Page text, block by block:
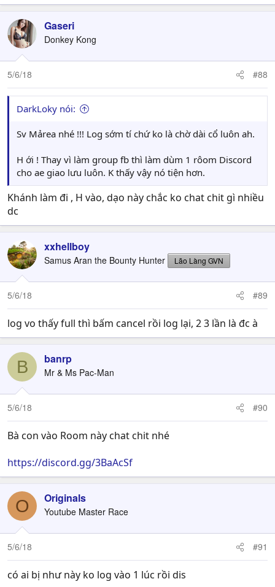
Gaseri
Donkey Kong
5/6/18 #88
DarkLoky nói:
Sv Mảrea nhé !!! Log sớm tí chứ ko là chờ dài cổ luôn ah.
H ới ! Thay vì làm group fb thì làm dùm 1 rôom Discord
cho ae giao lưu luôn. K thấy vậy nó tiện hơn.
Khánh làm đi , H vào, dạo này chắc ko chat chit gì nhiều
dc
xxhellboy
Samus Aran the Bounty Hunter Lão Làng GVN
5/6/18 #89
log vo thấy full thì bấm cancel rồi log lại, 2 3 lần là đc à
B banrp
Mr & Ms Pac-Man
5/6/18 #90
Bà con vào Room này chat chit nhé
https://discord.gg/3BaAcSf
O Originals
Youtube Master Race
5/6/18 #91
có ai bị như này ko log vào 1 lúc rồi dis